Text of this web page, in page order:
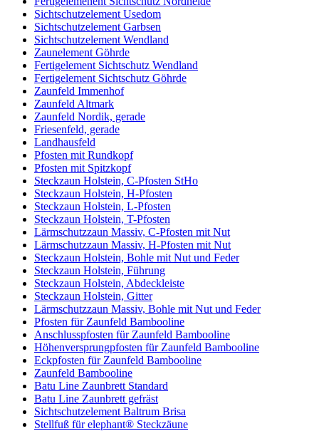
Sichtschutzelement Usedom
Sichtschutzelement Garbsen
Sichtschutzelement Wendland
Zaunelement Göhrde
Fertigelement Sichtschutz Wendland
Fertigelement Sichtschutz Göhrde
Zaunfeld Immenhof
Zaunfeld Altmark
Zaunfeld Nordik, gerade
Friesenfeld, gerade
Landhausfeld
Pfosten mit Rundkopf
Pfosten mit Spitzkopf
Steckzaun Holstein, C-Pfosten StHo
Steckzaun Holstein, H-Pfosten
Steckzaun Holstein, L-Pfosten
Steckzaun Holstein, T-Pfosten
Lärmschutzzaun Massiv, C-Pfosten mit Nut
Lärmschutzzaun Massiv, H-Pfosten mit Nut
Steckzaun Holstein, Bohle mit Nut und Feder
Steckzaun Holstein, Führung
Steckzaun Holstein, Abdeckleiste
Steckzaun Holstein, Gitter
Lärmschutzzaun Massiv, Bohle mit Nut und Feder
Pfosten für Zaunfeld Bambooline
Anschlusspfosten für Zaunfeld Bambooline
Höhenversprungpfosten für Zaunfeld Bambooline
Eckpfosten für Zaunfeld Bambooline
Zaunfeld Bambooline
Batu Line Zaunbrett Standard
Batu Line Zaunbrett gefräst
Sichtschutzelement Baltrum Brisa
Stellfuß für elephant® Steckzäune